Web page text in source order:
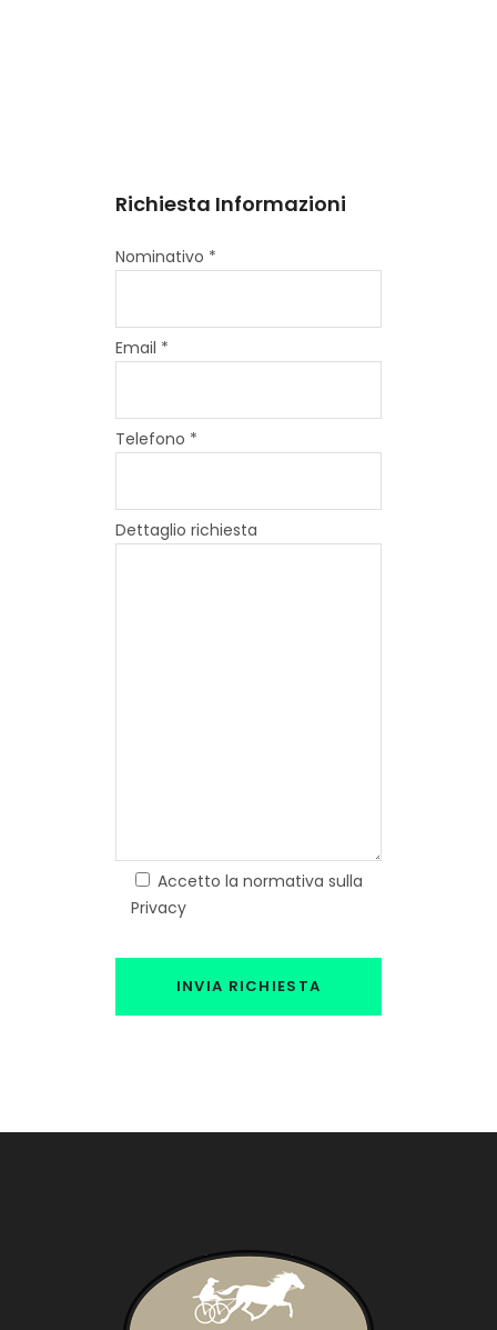
Richiesta Informazioni
Nominativo *
Email *
Telefono *
Dettaglio richiesta
Accetto la normativa sulla
Privacy